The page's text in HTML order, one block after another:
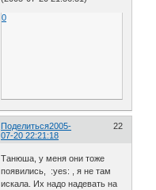
0
Поделиться 22
2005-
07-20 22:21:18
Танюша, у меня они тоже
появились, :yes: , я не там
искала. Их надо надевать на